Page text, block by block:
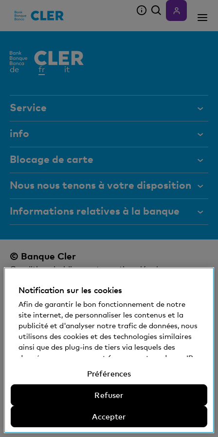
de frElément
it
Service
Aide et contact
Documents
Magazine
Organes de direction
Medias
info
Études de la Banque Cler
Comment soumettre une demande de
sponsoring à la Banque Cler
La Banque Cler à la deuxième place du
classement «Meilleures banques 2026 pour
clients privés»
Blocage de carte
+41 (0)800 88 99 66
Nous nous tenons à votre disposition
Aide et contact
Nos succursales et bancomats
Informations relatives à la banque
© Banque Cler
Conditions juridiques et mentions légales
Impressum
La Banque Cler est une filiale détenue à 100% par
la Basler Kantonalbank.
Notification sur les cookies
Afin de garantir le bon fonctionnement de notre
site internet, de personnaliser les contenus et la
publicité et d'analyser notre trafic de données, nous
utilisons des cookies et des technologies similaires
ainsi que des plug-ins de tiers via lesquels des
données vous concernant (comme votre adresse IP,
transmises à l'étranger. Vous pouvez accepter ou
technologies similaires, de plug-ins de tiers et la
définir des préférences. Informations
supplémentaires:
Préférences
Refuser
Accepter